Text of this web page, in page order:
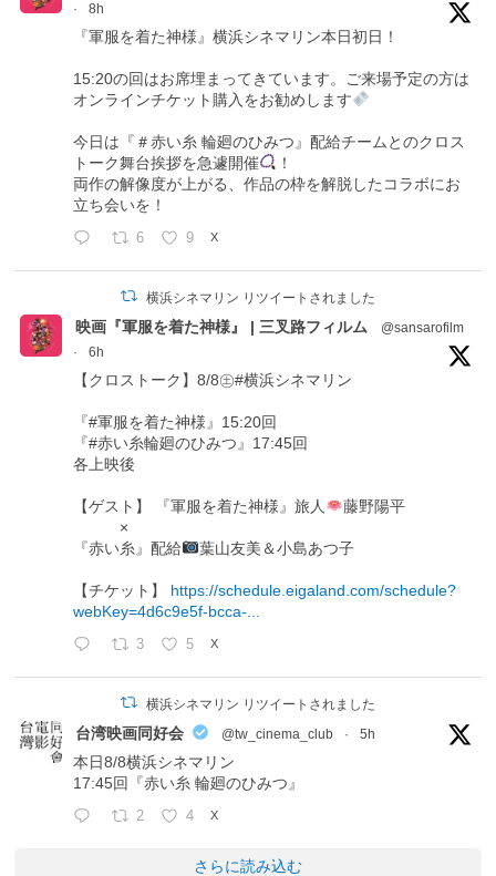
· 8h
『軍服を着た神様』横浜シネマリン本日初日！
15:20の回はお席埋まってきています。ご来場予定の方は
オンラインチケット購入をお勧めします
今日は『＃赤い糸 輪廻のひみつ』配給チームとのクロス
トーク舞台挨拶を急遽開催
！
両作の解像度が上がる、作品の枠を解脱したコラボにお
立ち会いを！
6 9 X
横浜シネマリン リツイートされました
映画『軍服を着た神様』 | 三叉路フィルム
@sansarofilm
·
6h
【クロストーク】8/8㊏#横浜シネマリン
『#軍服を着た神様』15:20回
『#赤い糸輪廻のひみつ』17:45回
各上映後
【ゲスト】 『軍服を着た神様』旅人
藤野陽平
×
『赤い糸』配給
葉山友美＆小島あつ子
【チケット】 https://schedule.eigaland.com/schedule?
webKey=4d6c9e5f-bcca-...
3 5 X
横浜シネマリン リツイートされました
台湾映画同好会 @tw_cinema_club · 5h
本日8/8横浜シネマリン
17:45回『赤い糸 輪廻のひみつ』
2 4 X
さらに読み込む